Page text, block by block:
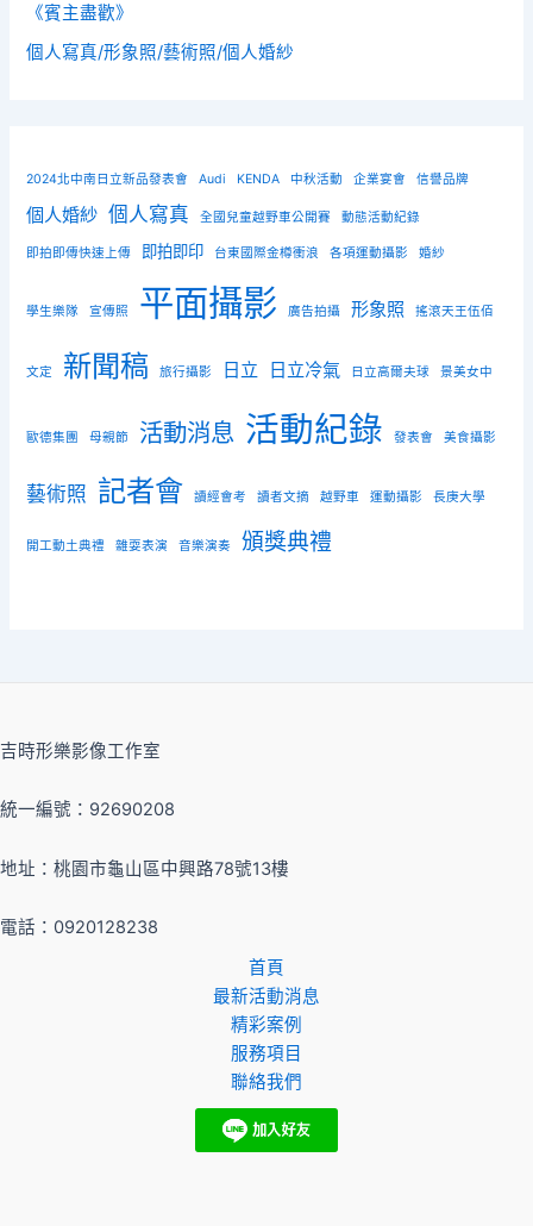
《賓主盡歡》
個人寫真/形象照/藝術照/個人婚紗
2024北中南日立新品發表會 Audi KENDA 中秋活動 企業宴會 信譽品牌
個人婚紗 個人寫真 全國兒童越野車公開賽 動態活動紀錄
即拍即傳快速上傳 即拍即印 台東國際金樽衝浪 各項運動攝影 婚紗
學生樂隊 宣傳照 平面攝影 廣告拍攝 形象照 搖滾天王伍佰
文定 新聞稿 旅行攝影 日立 日立冷氣 日立高爾夫球 景美女中
歐德集團 母親節 活動消息 活動紀錄 發表會 美食攝影
藝術照 記者會 讀經會考 讀者文摘 越野車 運動攝影 長庚大學
開工動土典禮 雜耍表演 音樂演奏 頒獎典禮
吉時形樂影像工作室
統一編號：92690208
地址：桃園市龜山區中興路78號13樓
電話：0920128238
首頁
最新活動消息
精彩案例
服務項目
聯絡我們